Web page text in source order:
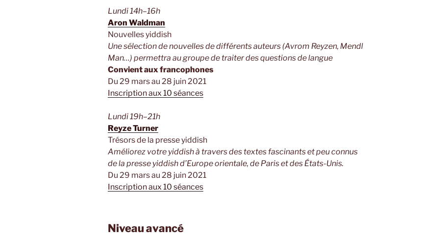
Lundi 14h–16h
Aron Waldman
Nouvelles yiddish
Une sélection de nouvelles de différents auteurs (Avrom Reyzen, Mendl
Man…) permettra au groupe de traiter des questions de langue
Convient aux francophones
Du 29 mars au 28 juin 2021
Inscription aux 10 séances
Lundi 19h–21h
Reyze Turner
Trésors de la presse yiddish
Améliorez votre yiddish à travers des textes fascinants et peu connus
de la presse yiddish d’Europe orientale, de Paris et des États-Unis.
Du 29 mars au 28 juin 2021
Inscription aux 10 séances
Niveau avancé